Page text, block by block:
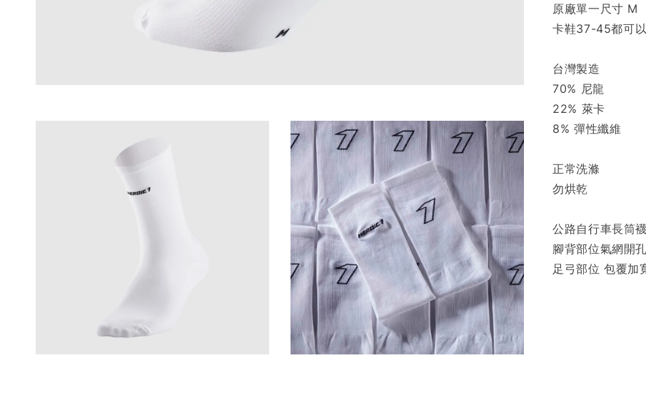
原廠單一尺寸 M
卡鞋37-45都可
台灣製造
70% 尼龍
22% 萊卡
8% 彈性纖維
正常洗滌
勿烘乾
公路自行車長筒
腳背部位氣網開
足弓部位 包覆加